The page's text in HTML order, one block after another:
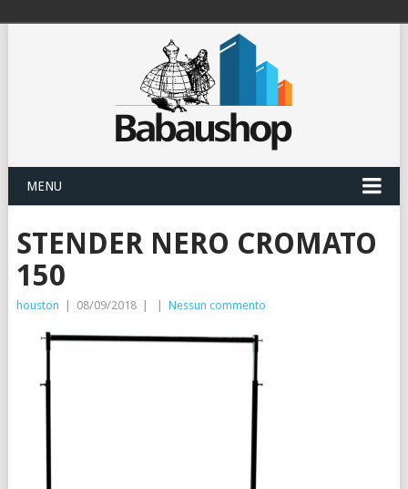
MENU
STENDER NERO CROMATO
150
houston 08/09/2018 Nessun commento